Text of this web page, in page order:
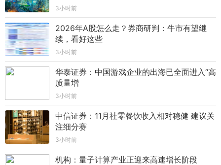
3小时前
2026年A股怎么走？券商研判：牛市有望继
续，看好这些
3小时前
华泰证券：中国游戏企业的出海已全面进入“高
质量增
3小时前
中信证券：11月社零餐饮收入相对稳健 建议关
注细分赛
3小时前
机构：量子计算产业正迎来高速增长阶段